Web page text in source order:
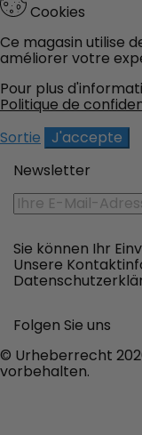
Cookies
Ce magasin utilise
améliorer votre
Pour plus
Politique de
Sortie
J'accepte
Newsletter
Sie können Ihr
Unsere
Facebook
Twitter
YouTube
Pinterest
Instagram
Folgen Sie uns
© Urheberrecht
vorbehalten.